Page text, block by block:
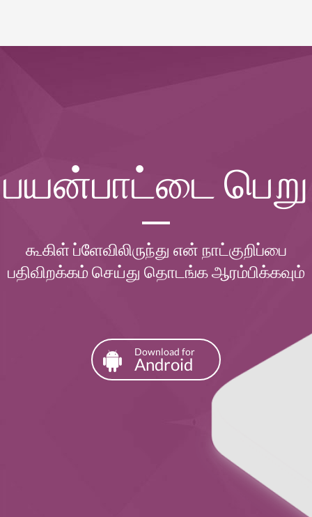
பயன்பாட்டை பெறு
கூகிள் ப்ளேவிலிருந்து என் நாட்குறிப்பை
பதிவிறக்கம் செய்து தொடங்க ஆரம்பிக்கவும்
Download for
Android